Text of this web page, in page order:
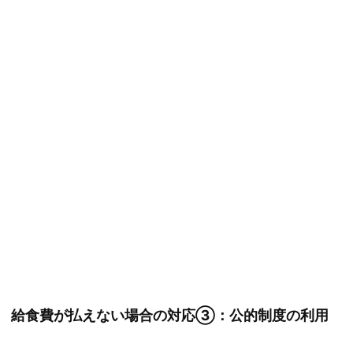
給食費が払えない場合の対応③：公的制度の利用